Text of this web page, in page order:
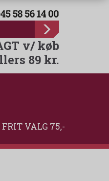
v/ køb
89 kr.
FRIT VALG 75,-